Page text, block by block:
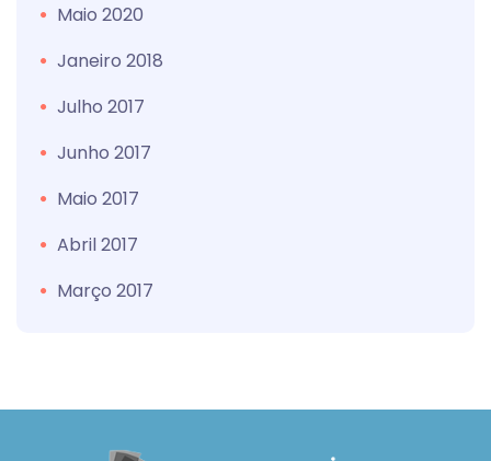
Maio 2020
Janeiro 2018
Julho 2017
Junho 2017
Maio 2017
Abril 2017
Março 2017